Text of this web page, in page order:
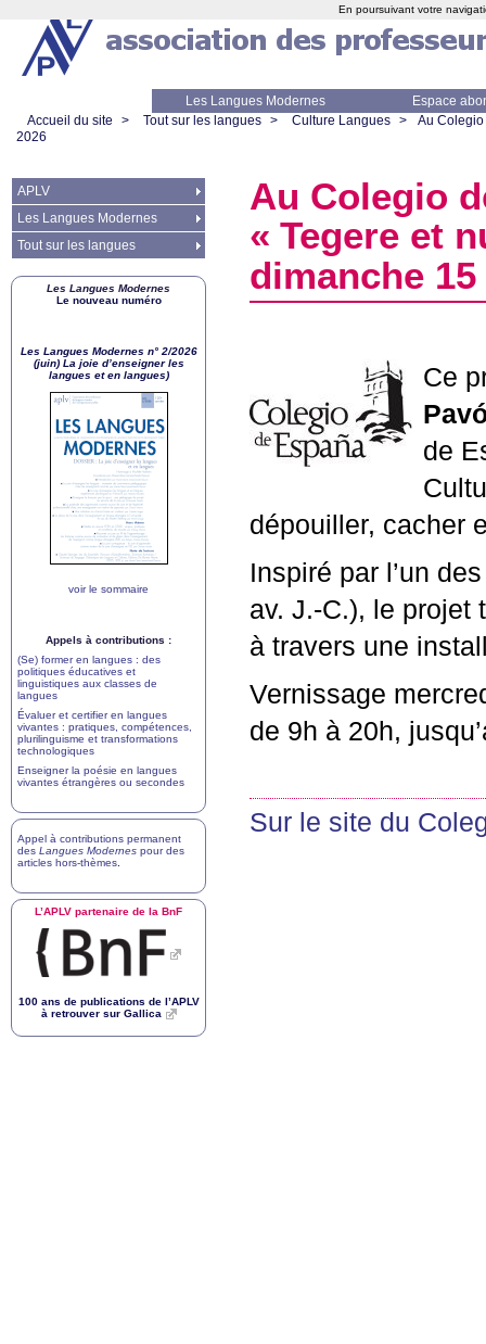
Les Langues Modernes
Espace
Accueil du site
> Tout sur les langues > Culture Langues >
Au
2026
Au Colegio
« Tegere et
dimanche
Ce
de
dépouiller, cacher
Inspiré par l’un
av. J.-C.), le projet
à travers une
Vernissage
de 9h à 20h,
Sur le site du
APLV
Les Langues Modernes
Tout sur les langues
Les Langues Modernes
Le nouveau numéro
Les Langues Modernes n° 2/2026
(juin) La joie d’enseigner les
langues et en langues)
voir le sommaire
Appels à contributions :
(Se) former en langues : des
politiques éducatives et
linguistiques aux classes de
langues
Évaluer et certifier en langues
vivantes : pratiques, compétences,
plurilinguisme et transformations
technologiques
Enseigner la poésie en langues
vivantes étrangères ou secondes
Appel à contributions permanent
des Langues Modernes pour des
articles hors-thèmes
L’APLV partenaire de la BnF
100 ans de publications de l’APLV
à retrouver sur Gallica
En poursuivant votre